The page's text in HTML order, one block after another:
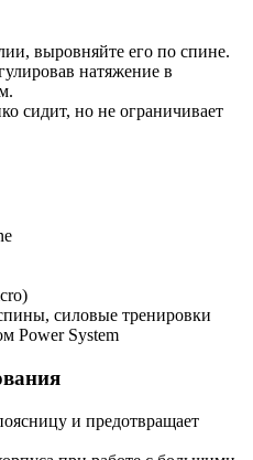
выровняйте его по спине.
натяжение в
сидит, но не ограничивает
силовые тренировки
Power System
и предотвращает